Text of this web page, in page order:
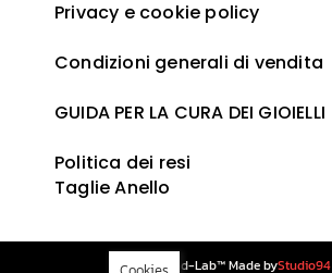
Privacy e cookie policy
Condizioni generali di vendita
GUIDA PER LA CURA DEI GIOIELLI ​
Politica dei resi
Taglie Anello
Blind-Lab™ Made byStudio94